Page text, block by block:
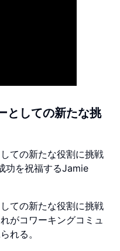
としての新たな挑
ての新たな役割に挑戦
功を祝福するJamie
ての新たな役割に挑戦
がコワーキングコミュ
れる。